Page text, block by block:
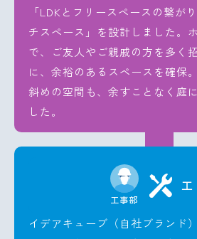
「LDKとフリースペースの繋が
チスペース」を設計しました。
で、ご友人やご親戚の方を多く
に、余裕のあるスペースを確保
斜めの空間も、余すことなく庭
した。
工
工事部
イデアキューブ（自社ブランド